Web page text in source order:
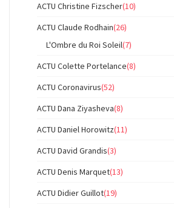
ACTU Christine Fizscher(10)
ACTU Claude Rodhain(26)
L'Ombre du Roi Soleil(7)
ACTU Colette Portelance(8)
ACTU Coronavirus(52)
ACTU Dana Ziyasheva(8)
ACTU Daniel Horowitz(11)
ACTU David Grandis(3)
ACTU Denis Marquet(13)
ACTU Didier Guillot(19)